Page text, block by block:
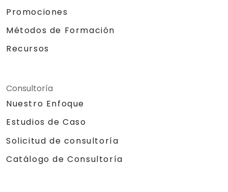
Promociones
Métodos de Formación
Recursos
Consultoría
Nuestro Enfoque
Estudios de Caso
Solicitud de consultoría
Catálogo de Consultoría